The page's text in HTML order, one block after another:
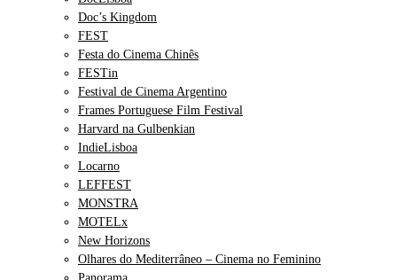
Doc’s Kingdom
FEST
Festa do Cinema Chinês
FESTin
Festival de Cinema Argentino
Frames Portuguese Film Festival
Harvard na Gulbenkian
IndieLisboa
Locarno
LEFFEST
MONSTRA
MOTELx
New Horizons
Olhares do Mediterrâneo – Cinema no Feminino